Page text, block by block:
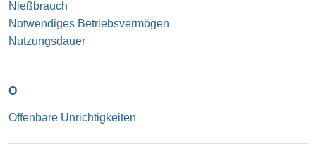
Nießbrauch
Notwendiges Betriebsvermögen
Nutzungsdauer
O
Offenbare Unrichtigkeiten